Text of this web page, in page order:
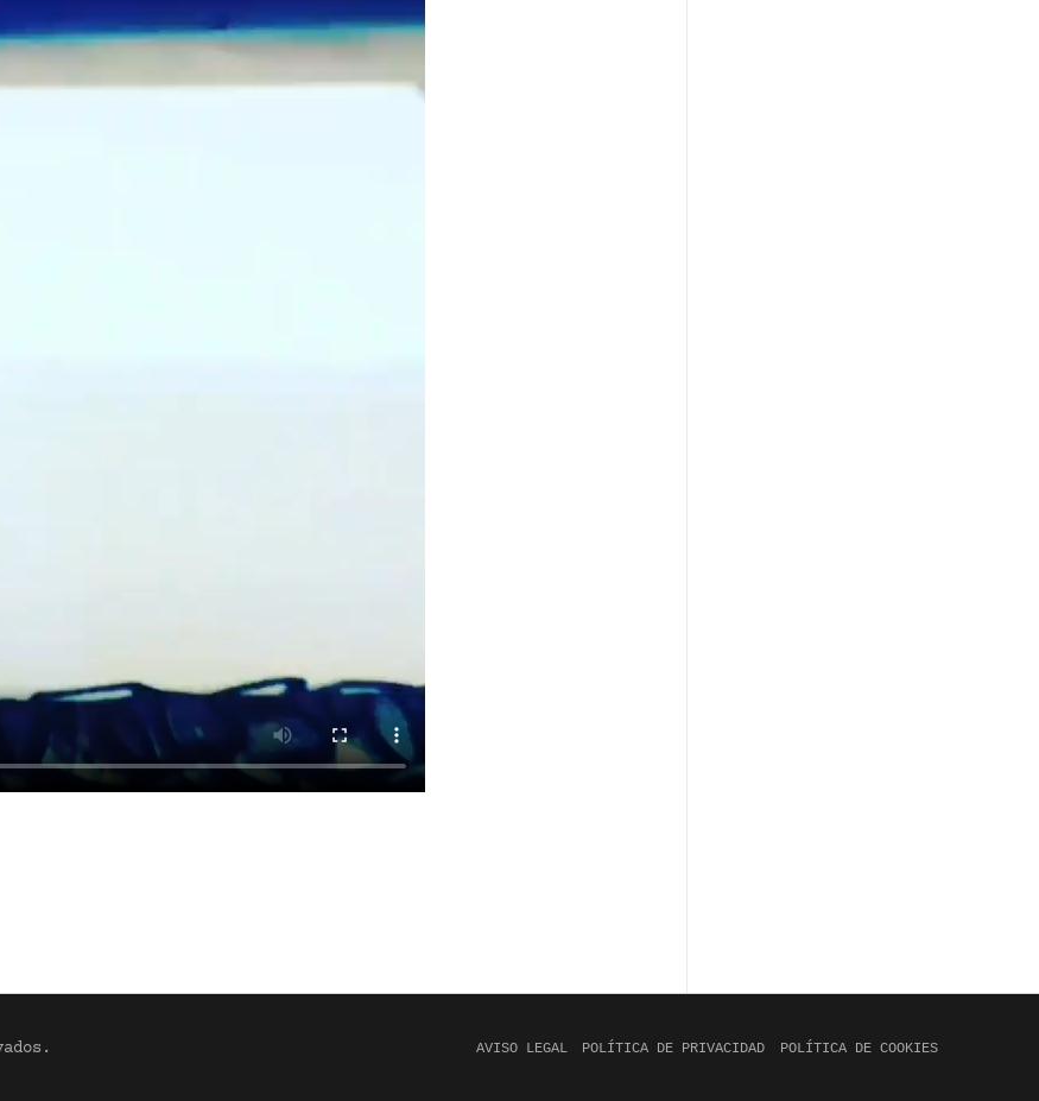
AVISO LEGAL POLÍTICA DE PRIVACIDAD POLÍTICA DE COOKIES